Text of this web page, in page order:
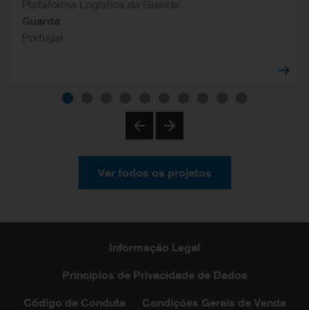
Plataforma Logistica da Guarda
Guarda
Portugal
Ver todos os projetos
Informação Legal
Princípios de Privacidade de Dados
Código de Conduta Condições Gerais de Venda